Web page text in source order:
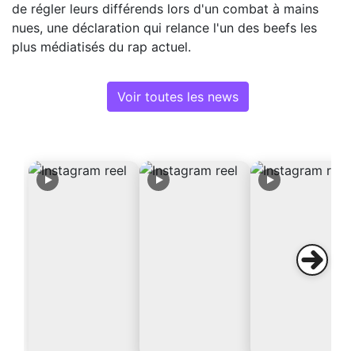
de régler leurs différends lors d'un combat à mains
nues, une déclaration qui relance l'un des beefs les
plus médiatisés du rap actuel.
Voir toutes les news